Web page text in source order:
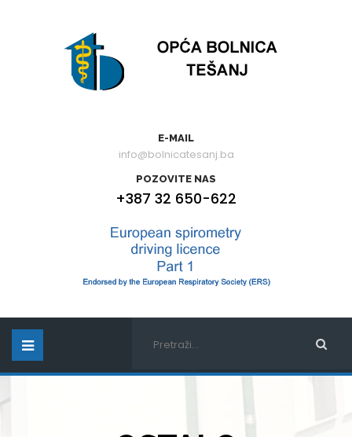
E-MAIL
info@bolnicatesanj.ba
POZOVITE NAS
+387 32 650-622